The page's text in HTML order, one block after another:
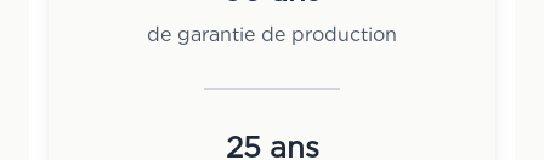
de garantie de production
25 ans